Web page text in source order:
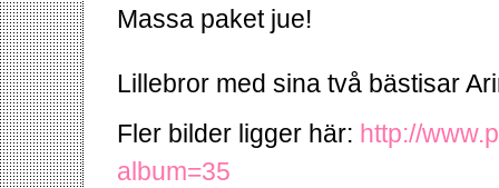
Massa paket jue!
Lillebror med sina två bästisar
Fler bilder ligger här: http://
album=35